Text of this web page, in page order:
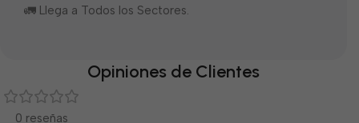
🚛 Llega a Todos los Sectores.
Opiniones de Clientes
0 reseñas